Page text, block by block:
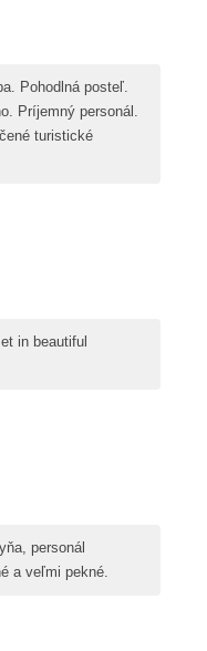
Pohodlná posteľ.
Príjemný personál.
turistické
in beautiful
personál
a veľmi pekné.